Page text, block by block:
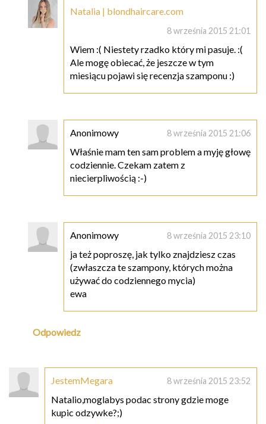
Natalia | blondhaircare.com
8 września 2015 21:01
Wiem :( Niestety rzadko który mi pasuje. :(
Ale mogę obiecać, że jeszcze w tym
miesiącu pojawi się recenzja szamponu :)
Anonimowy 8 września 2015 21:06
Właśnie mam ten sam problem a myję głowę
codziennie. Czekam zatem z
niecierpliwością :-)
Anonimowy 8 września 2015 23:10
ja też poproszę, jak tylko znajdziesz czas
(zwłaszcza te szampony, których można
używać do codziennego mycia)
ewa
Odpowiedz
JestemMegara 8 września 2015 23:52
Natalio,moglabys podac strony gdzie moge
kupic odzywke?;)